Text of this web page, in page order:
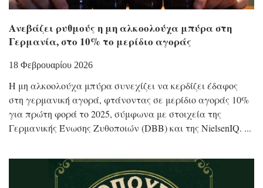
Ανεβάζει ρυθμούς η μη αλκοολούχα μπύρα στη
Γερμανία, στο 10% το μερίδιο αγοράς
18 Φεβρουαρίου 2026
Η μη αλκοολούχα μπύρα συνεχίζει να κερδίζει έδαφος
στη γερμανική αγορά, φτάνοντας σε μερίδιο αγοράς 10%
για πρώτη φορά το 2025, σύμφωνα με στοιχεία της
Γερμανικής Ένωσης Ζυθοποιών (DBB) και της NielsenIQ.